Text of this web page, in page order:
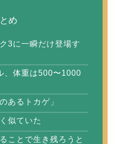
め
3に一瞬だけ登場す
、体重は500〜1000
あるトカゲ」
似ていた
ことで生き残ろうと